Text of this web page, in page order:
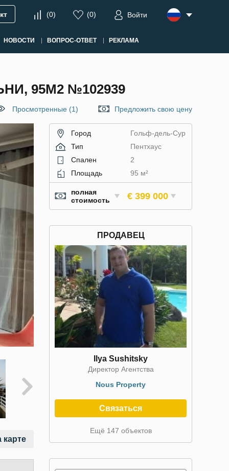
(0) (0) Войти
НОВОСТИ ВОПРОС-ОТВЕТ РЕКЛАМА
95М2 №102939
Просмотренные (1) Предложить свою цену
карте
Город
Гольф-дель-Сур
Тип
Пентхаус
Спален
2
Площадь
95 м²
полная
стоимость
€ 399 000
ПРОДАВЕЦ
Ilya Sushitsky
Директор Агентства
Nous Property
Связаться
Ещё 147 объектов